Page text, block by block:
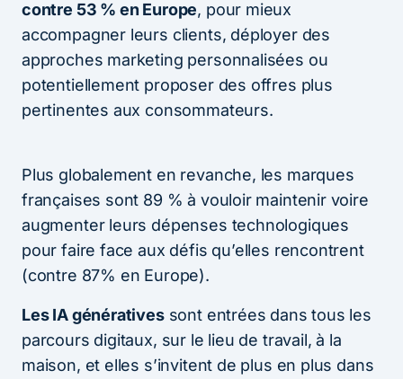
contre 53 % en Europe, pour mieux
accompagner leurs clients, déployer des
approches marketing personnalisées ou
potentiellement proposer des offres plus
pertinentes aux consommateurs.
Plus globalement en revanche, les marques
françaises sont 89 % à vouloir maintenir voire
augmenter leurs dépenses technologiques
pour faire face aux défis qu’elles rencontrent
(contre 87% en Europe).
Les IA générativessont entrées dans tous les
parcours digitaux, sur le lieu de travail, à la
maison, et elles s’invitent de plus en plus dans